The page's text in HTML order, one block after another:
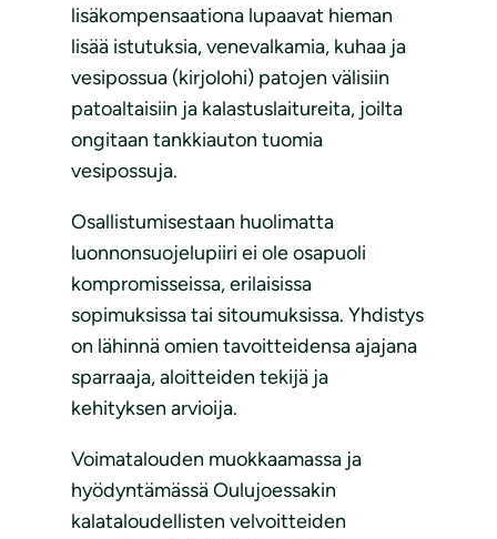
lisäkompensaationa lupaavat hieman
lisää istutuksia, venevalkamia, kuhaa ja
vesipossua (kirjolohi) patojen välisiin
patoaltaisiin ja kalastuslaitureita, joilta
ongitaan tankkiauton tuomia
vesipossuja.
Osallistumisestaan huolimatta
luonnonsuojelupiiri ei ole osapuoli
kompromisseissa, erilaisissa
sopimuksissa tai sitoumuksissa. Yhdistys
on lähinnä omien tavoitteidensa ajajana
sparraaja, aloitteiden tekijä ja
kehityksen arvioija.
Voimatalouden muokkaamassa ja
hyödyntämässä Oulujoessakin
kalataloudellisten velvoitteiden